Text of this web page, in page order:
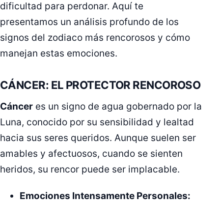
dificultad para perdonar. Aquí te
presentamos un análisis profundo de los
signos del zodiaco más rencorosos y cómo
manejan estas emociones.
CÁNCER: EL PROTECTOR RENCOROSO
Cáncer es un signo de agua gobernado por la
Luna, conocido por su sensibilidad y lealtad
hacia sus seres queridos. Aunque suelen ser
amables y afectuosos, cuando se sienten
heridos, su rencor puede ser implacable.
Emociones Intensamente Personales: